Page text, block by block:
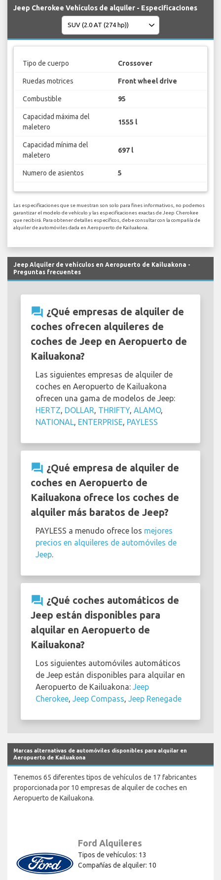
Jeep Cherokee Vehículos de alquiler - Especificaciones
Tipo de cuerpo Crossover
Ruedas motrices Front wheel drive
Combustible 95
Capacidad máxima del
maletero
1555 l
Capacidad mínima del
maletero
697 l
Numero de asientos 5
Las especificaciones que se muestran son solo para fines informativos, no podemos
garantizar el modelo de vehículo y las especificaciones exactas de Jeep Cherokee
que recibirá. Para obtener detalles específicos, debe consultar con la compañía de
alquiler de automóviles dada en Aeropuerto de Kailuakona.
Jeep Alquiler de vehículos en Aeropuerto de Kailuakona -
Preguntas frecuentes
question_answer ¿Qué empresas de alquiler de
coches ofrecen alquileres de
coches de Jeep en Aeropuerto de
Kailuakona?
Las siguientes empresas de alquiler de
coches en Aeropuerto de Kailuakona
ofrecen una gama de modelos de Jeep:
HERTZ DOLLAR THRIFTY, ALAMO,
NATIONAL
ENTERPRISE PAYLESS
question_answer ¿Qué empresa de alquiler de
coches en Aeropuerto de
Kailuakona ofrece los coches de
alquiler más baratos de Jeep?
PAYLESS a menudo ofrece los mejores
precios en alquileres de automóviles de
Jeep
question_answer ¿Qué coches automáticos de
Jeep están disponibles para
alquilar en Aeropuerto de
Kailuakona?
Los siguientes automóviles automáticos
de Jeep están disponibles para alquilar en
Aeropuerto de Kailuakona: Jeep
Cherokee
Jeep Compass Jeep Renegade
Marcas alternativas de automóviles disponibles para alquilar en
Aeropuerto de Kailuakona
Tenemos 65 diferentes tipos de vehículos de 17 fabricantes
proporcionada por 10 empresas de alquiler de coches en
Aeropuerto de Kailuakona.
Ford Alquileres
Tipos de vehículos: 13
Compañías de alquiler: 10